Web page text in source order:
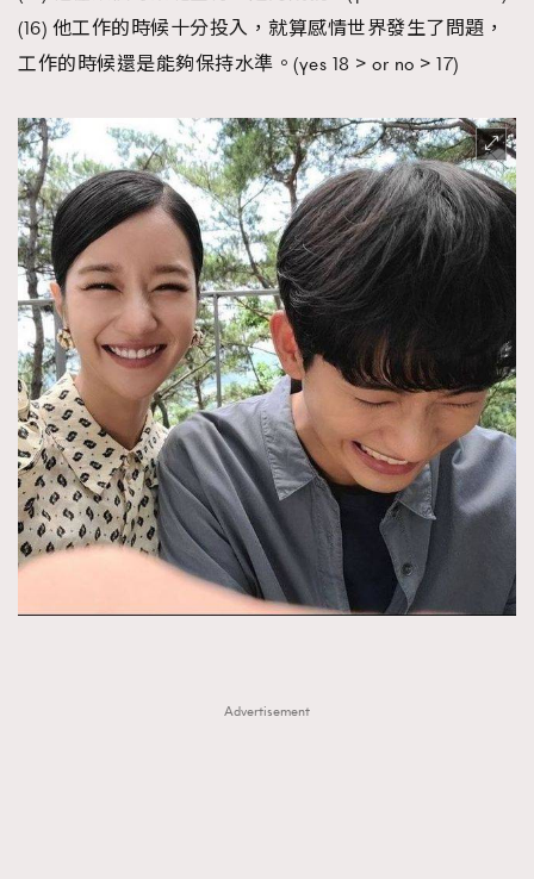
(16) 他工作的時候十分投入，就算感情世界發生了問題，
工作的時候還是能夠保持水準。(yes 18 > or no > 17)
Advertisement